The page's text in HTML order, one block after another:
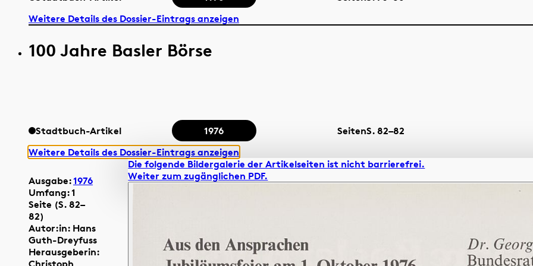
Weitere Details des Dossier-Eintrags anzeigen
100 Jahre Basler Börse
Stadtbuch-Artikel 1976 SeitenS.82–82
Weitere Details des Dossier-Eintrags anzeigen
Ausgabe:1976
Umfang: 1
Seite (S. 82–
82)
Autor:in: Hans
Guth-Dreyfuss
Herausgeberin:
Christoph
Die folgende Bildergalerie der Artikelseiten ist nicht barrierefrei.
Weiter zum zugänglichen PDF.